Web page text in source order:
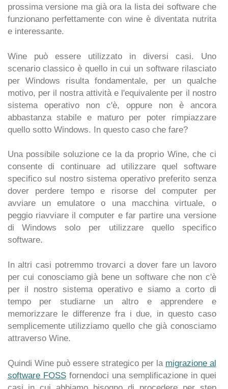
prossima versione ma già ora la lista dei software che
funzionano perfettamente con wine è diventata nutrita
e interessante.
Wine può essere utilizzato in diversi casi. Uno
scenario classico è quello in cui un software rilasciato
per Windows risulta fondamentale, per un qualche
motivo, per il nostra attività e l'equivalente per il nostro
sistema operativo non c'è, oppure non è ancora
abbastanza stabile e maturo per poter rimpiazzare
quello sotto Windows. In questo caso che fare?
Una possibile soluzione ce la da proprio Wine, che ci
consente di continuare ad utilizzare quel software
specifico sul nostro sistema operativo preferito senza
dover perdere tempo e risorse del computer per
avviare un emulatore o una macchina virtuale, o
peggio riavviare il computer e far partire una versione
di Windows solo per utilizzare quello specifico
software.
In altri casi potremmo trovarci a dover fare un lavoro
per cui conosciamo già bene un software che non c'è
per il nostro sistema operativo e siamo a corto di
tempo per studiarne un altro e apprendere e
memorizzare le differenze fra i due, in questo caso
semplicemente utilizziamo quello che già conosciamo
attraverso Wine.
Quindi Wine può essere strategico per la migrazione al
software FOSSfornendoci una semplificazione in quei